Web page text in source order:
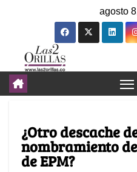
agosto
¿Otro descache
nombramiento
de EPM?